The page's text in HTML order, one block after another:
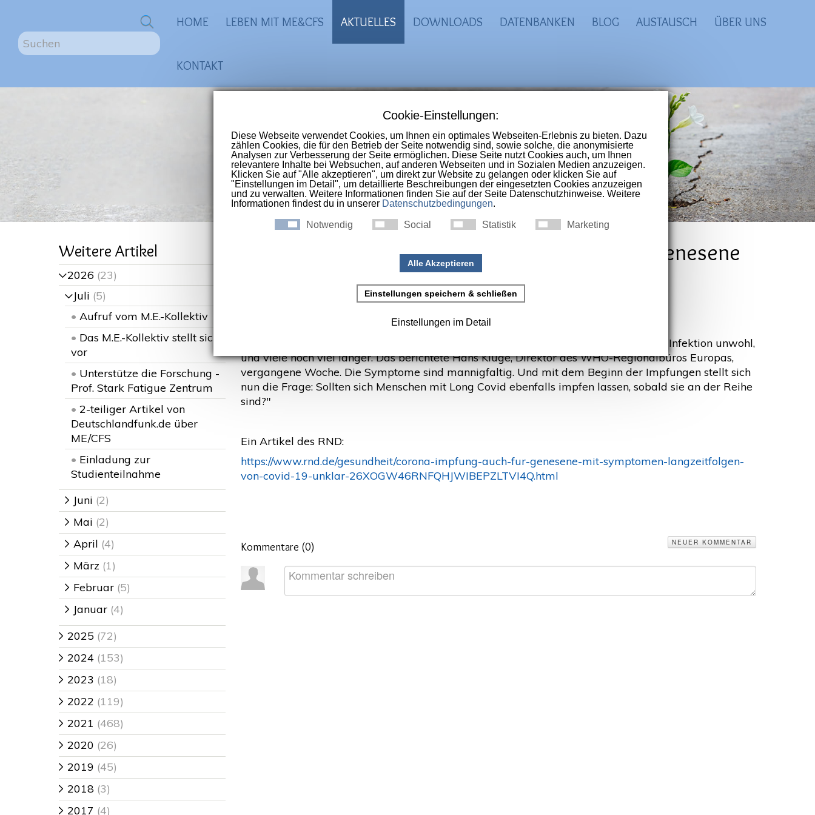
S
u
0 HOME LEBEN MIT ME&CFS AKTUELLES DOWNLOADS DATENBANKEN BLOG AUSTAUSCH ÜBER UNS
KONTAKT
ME-CFS Portal
Größte Online-Selbsthilfegruppe im deutschsprachigen Raum
für Menschen die anME, CFS, Long-Covid, Post-Covid und
Post-Vac-Syndromerkrankt sind.
Weitere Artikel
>2026 (23)
>Juli (5)
• Aufruf vom M.E.-Kollektiv
• Das M.E.-Kollektiv stellt sich
vor
• Unterstütze die Forschung -
Prof. Stark Fatigue Zentrum
• 2-teiliger Artikel von
Deutschlandfunk.de über
ME/CFS
• Einladung zur
Studienteilnahme
> Juni (2)
> Mai (2)
> April (4)
> März (1)
> Februar (5)
> Januar (4)
> 2025 (72)
> 2024 (153)
> 2023 (18)
> 2022 (119)
> 2021 (468)
> 2020 (26)
> 2019 (45)
> 2018 (3)
> 2017 (4)
Long Covid: Ist die Impfung auch für Corona-Genesene
mit Symptomen sinnvoll? (RND)
"Etwa einer von zehn Covid-19-Betroffenen fühlt sich auch drei Monate nach akuter Infektion unwohl,
und viele noch viel länger. Das berichtete Hans Kluge, Direktor des WHO-Regionalbüros Europas,
vergangene Woche. Die Symptome sind mannigfaltig. Und mit dem Beginn der Impfungen stellt sich
nun die Frage: Sollten sich Menschen mit Long Covid ebenfalls impfen lassen, sobald sie an der Reihe
sind?"
Ein Artikel des RND:
https://www.rnd.de/gesundheit/corona-impfung-auch-fur-genesene-mit-symptomen-langzeitfolgen-
von-covid-19-unklar-26XOGW46RNFQHJWIBEPZLTVI4Q.html
Kommentare (0) NEUER KOMMENTAR